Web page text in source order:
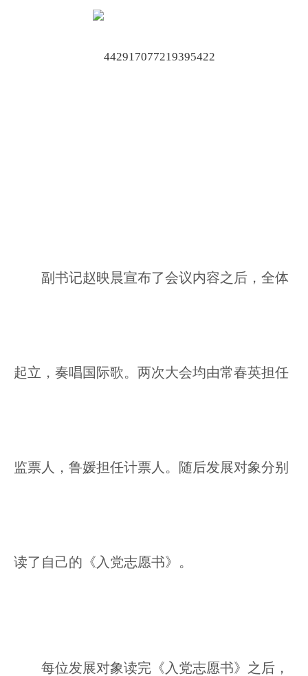
副书记赵映晨宣布了会议内容之后，全体
起立，奏唱国际歌。两次大会均由常春英担任
监票人，鲁媛担任计票人。随后发展对象分别
读了自己的《入党志愿书》。
每位发展对象读完《入党志愿书》之后，